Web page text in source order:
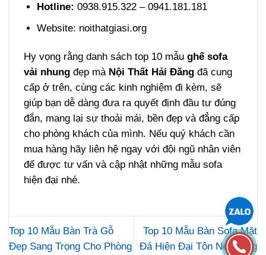
Hotline: 0938.915.322 – 0941.181.181
Website: noithatgiasi.org
Hy vọng rằng danh sách top 10 mẫu ghế sofa
vải nhung đẹp mà Nội Thất Hải Đăng đã cung
cấp ở trên, cùng các kinh nghiệm đi kèm, sẽ
giúp bạn dễ dàng đưa ra quyết định đầu tư đúng
đắn, mang lại sự thoải mái, bền đẹp và đẳng cấp
cho phòng khách của mình. Nếu quý khách cần
mua hàng hãy liên hệ ngay với đội ngũ nhân viên
để được tư vấn và cập nhật những mẫu sofa
hiện đại nhé.
Top 10 Mẫu Bàn Trà Gỗ
Đẹp Sang Trọng Cho Phòng
Top 10 Mẫu Bàn Sofa Mặt
Đá Hiện Đại Tôn Nét Đẳng